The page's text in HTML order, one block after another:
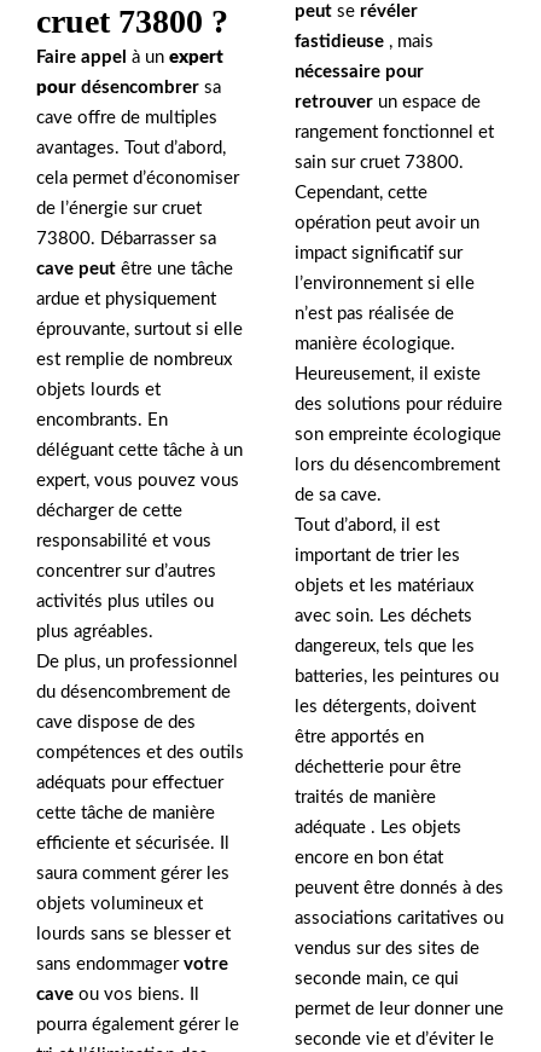
cruet 73800 ?
Faire appel à un expert
pour désencombrer sa
cave offre de multiples
avantages. Tout d’abord,
cela permet d’économiser
de l’énergie sur cruet
73800. Débarrasser sa
cave peut être une tâche
ardue et physiquement
éprouvante, surtout si elle
est remplie de nombreux
objets lourds et
encombrants. En
déléguant cette tâche à un
expert, vous pouvez vous
décharger de cette
responsabilité et vous
concentrer sur d’autres
activités plus utiles ou
plus agréables.
De plus, un professionnel
du désencombrement de
cave dispose de des
compétences et des outils
adéquats pour effectuer
cette tâche de manière
efficiente et sécurisée. Il
saura comment gérer les
objets volumineux et
lourds sans se blesser et
sans endommager votre
cave ou vos biens. Il
pourra également gérer le
peut se révéler
fastidieuse , mais
nécessaire pour
retrouver un espace de
rangement fonctionnel et
sain sur cruet 73800.
Cependant, cette
opération peut avoir un
impact significatif sur
l’environnement si elle
n’est pas réalisée de
manière écologique.
Heureusement, il existe
des solutions pour réduire
son empreinte écologique
lors du désencombrement
de sa cave.
Tout d’abord, il est
important de trier les
objets et les matériaux
avec soin. Les déchets
dangereux, tels que les
batteries, les peintures ou
les détergents, doivent
être apportés en
déchetterie pour être
traités de manière
adéquate . Les objets
encore en bon état
peuvent être donnés à des
associations caritatives ou
vendus sur des sites de
seconde main, ce qui
permet de leur donner une
seconde vie et d’éviter le